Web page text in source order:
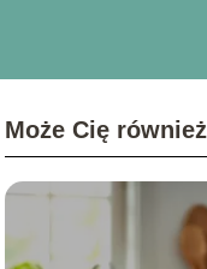
Może Cię